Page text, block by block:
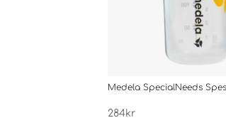
Medela SpecialNeeds
284kr